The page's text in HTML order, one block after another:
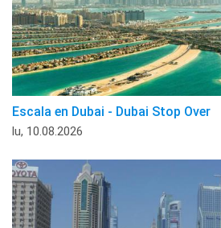
Escala en Dubai - Dubai Stop Over
lu, 10.08.2026